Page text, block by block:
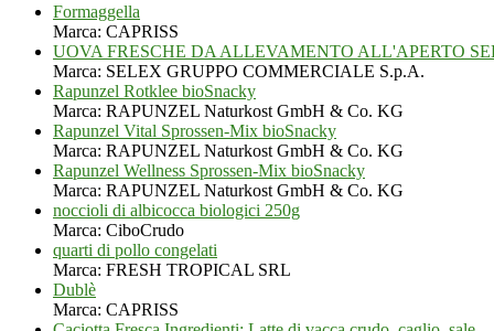
Formaggella
Marca: CAPRISS
UOVA FRESCHE DA ALLEVAMENTO ALL'APERTO
Marca: SELEX GRUPPO COMMERCIALE S.p.A.
Rapunzel Rotklee bioSnacky
Marca: RAPUNZEL Naturkost GmbH & Co. KG
Rapunzel Vital Sprossen-Mix bioSnacky
Marca: RAPUNZEL Naturkost GmbH & Co. KG
Rapunzel Wellness Sprossen-Mix bioSnacky
Marca: RAPUNZEL Naturkost GmbH & Co. KG
noccioli di albicocca biologici 250g
Marca: CiboCrudo
quarti di pollo congelati
Marca: FRESH TROPICAL SRL
Dublè
Marca: CAPRISS